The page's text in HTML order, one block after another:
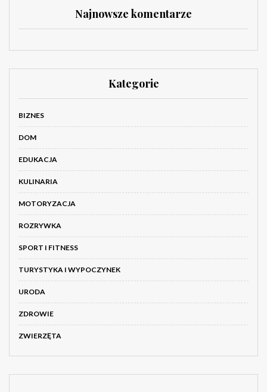
Najnowsze komentarze
Kategorie
BIZNES
DOM
EDUKACJA
KULINARIA
MOTORYZACJA
ROZRYWKA
SPORT I FITNESS
TURYSTYKA I WYPOCZYNEK
URODA
ZDROWIE
ZWIERZĘTA